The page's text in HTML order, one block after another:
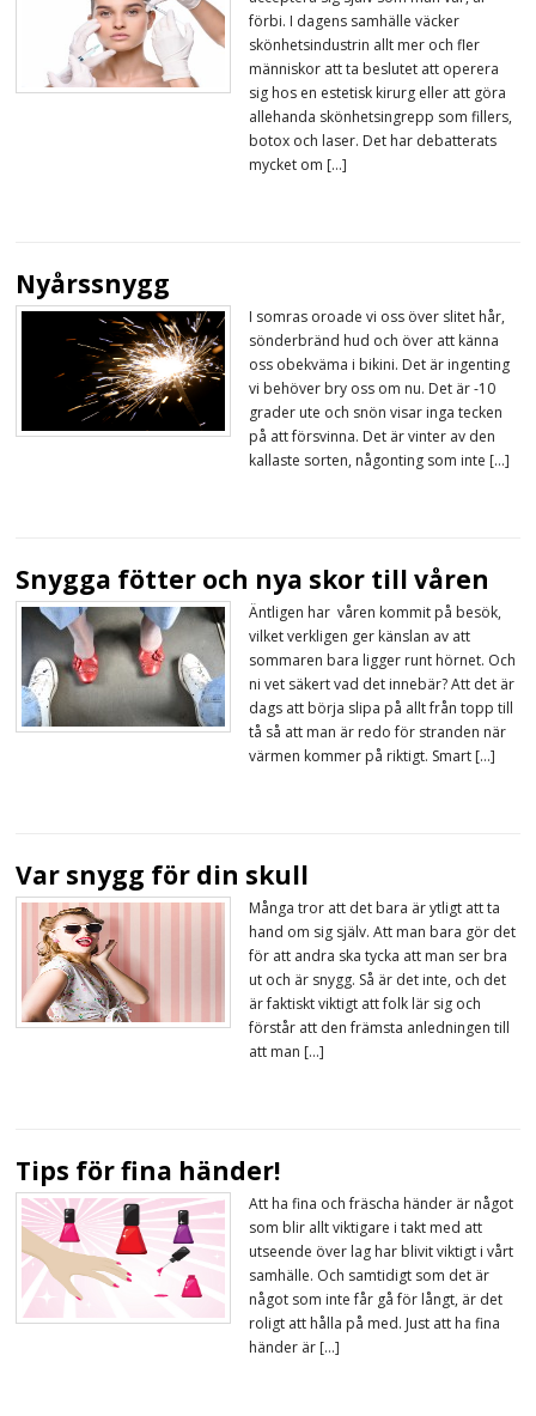
förbi. I dagens samhälle väcker
skönhetsindustrin allt mer och fler
människor att ta beslutet att operera
sig hos en estetisk kirurg eller att göra
allehanda skönhetsingrepp som fillers,
botox och laser. Det har debatterats
mycket om […]
Nyårssnygg
I somras oroade vi oss över slitet hår,
sönderbränd hud och över att känna
oss obekväma i bikini. Det är ingenting
vi behöver bry oss om nu. Det är -10
grader ute och snön visar inga tecken
på att försvinna. Det är vinter av den
kallaste sorten, någonting som inte […]
Snygga fötter och nya skor till våren
Äntligen har våren kommit på besök,
vilket verkligen ger känslan av att
sommaren bara ligger runt hörnet. Och
ni vet säkert vad det innebär? Att det är
dags att börja slipa på allt från topp till
tå så att man är redo för stranden när
värmen kommer på riktigt. Smart […]
Var snygg för din skull
Många tror att det bara är ytligt att ta
hand om sig själv. Att man bara gör det
för att andra ska tycka att man ser bra
ut och är snygg. Så är det inte, och det
är faktiskt viktigt att folk lär sig och
förstår att den främsta anledningen till
att man […]
Tips för fina händer!
Att ha fina och fräscha händer är något
som blir allt viktigare i takt med att
utseende över lag har blivit viktigt i vårt
samhälle. Och samtidigt som det är
något som inte får gå för långt, är det
roligt att hålla på med. Just att ha fina
händer är […]